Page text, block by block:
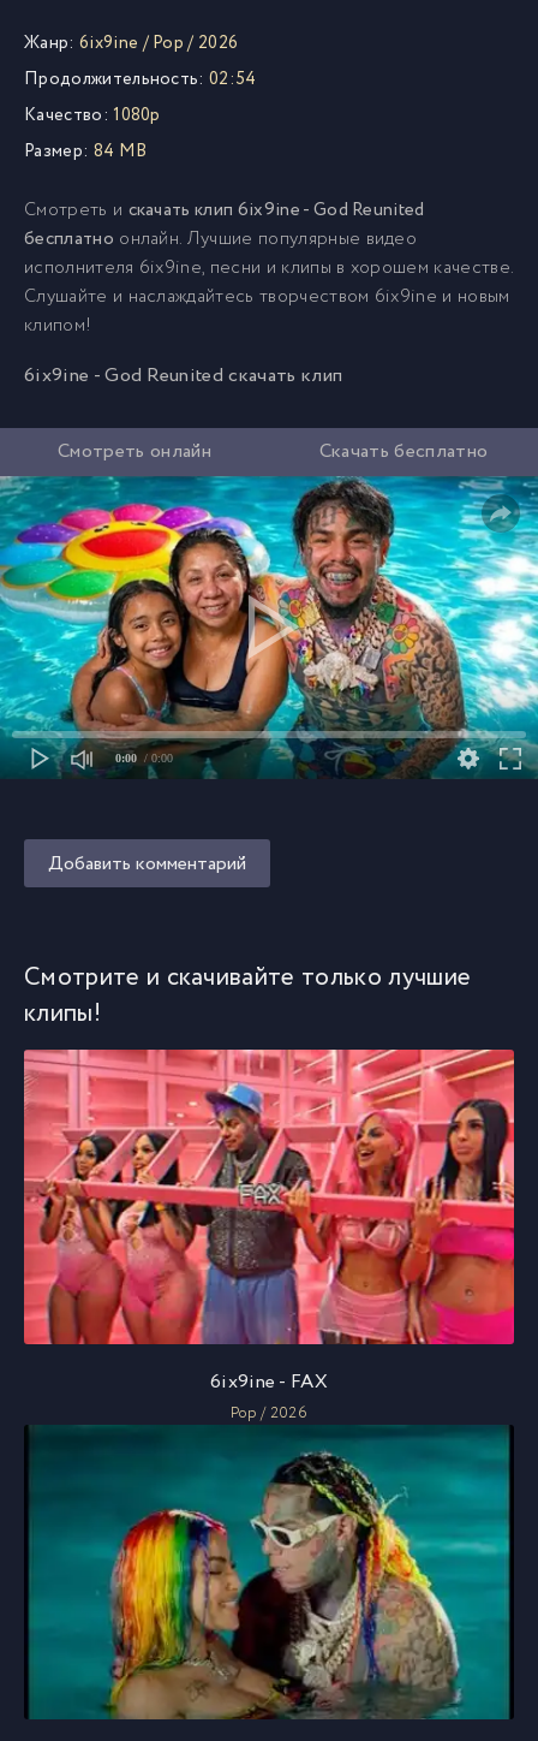
Жанр: 6ix9ine /Pop/ 2026
Продолжительность: 02:54
Качество: 1080p
Размер: 84 MB
Смотреть и скачать клип 6ix9ine - God Reunited
бесплатно онлайн. Лучшие популярные видео
исполнителя 6ix9ine, песни и клипы в хорошем качестве.
Слушайте и наслаждайтесь творчеством 6ix9ine и новым
клипом!
6ix9ine - God Reunited скачать клип
Смотреть онлайн Скачать бесплатно
0:00 / 0:00
Добавить комментарий
Смотрите и скачивайте только лучшие
клипы!
6ix9ine - FAX
Pop / 2026